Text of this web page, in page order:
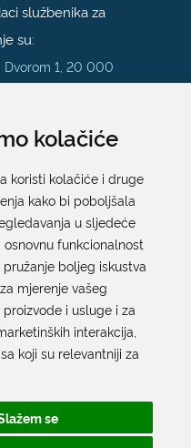
kolačiće
koristi kolačiće i druge
kako bi poboljšala
u sljedeće
funkcionalnost
pružanje boljeg iskustva
za mjerenje vašeg
i usluge i za
interakcija
koji su relevantniji za
se
službenika za
su:
Dvorom 1, 20 000
za sva
Dubrovnika
20000 Dubrovnik
strankama:
– 12.00 sati
879
natječaji